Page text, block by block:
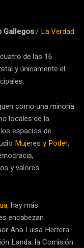
Gallegos/ La Verdad
de las 16
y únicamente el
como una minoría
locales de la
espacios de
Mujeres y Poder,
y valores
, hay más
encabezan
Ana Luisa Herrera
Landa; la Comisión